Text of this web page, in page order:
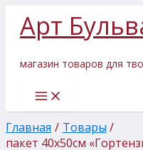
содержимому
Арт
магазин товаров для
Главная
Товары
пакет 40х50см